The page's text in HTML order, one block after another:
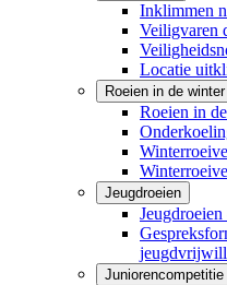
Inklimmen
Veiligvaren
Locatie
Roeien in de winter
Roeien in
Jeugdroeien
Juniorencompetitie